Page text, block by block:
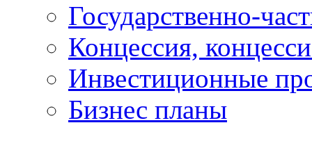
Государственно-
Концессия,
Инвестиционные
Бизнес планы